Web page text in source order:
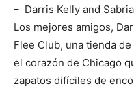
– Darris Kelly and
Los mejores amigos,
Flee Club, una tienda
el corazón de Chicago
zapatos difíciles de